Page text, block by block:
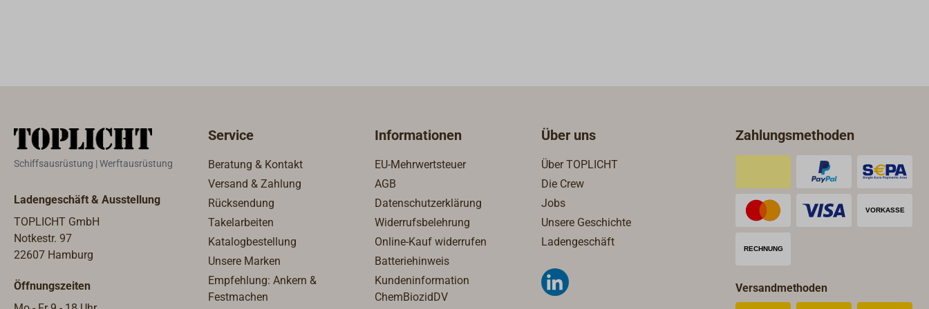
Schutzkleidung / Augenschutz /
Behälter gemäß den örtlichen /
regionalen / nationalen /
internationalen Vorschriften der
Entsorgung zuführen.
zwei Schritten ausgegossen
werden, um Blasenbildung zu
vermeiden.Ergiebigkeit (natürlich
abhängig von Decksstärke und
Nahtbreite): Man rechnet ca. 1,0 kg
auf 10m Decksnaht.Laden Sie sich
gerne unter "Downloads &
Schiffsausrüstung | Werftausrüstung
Ladengeschäft & Ausstellung
TOPLICHT GmbH
Notkestr. 97
22607 Hamburg
Öffnungszeiten
Service
Beratung & Kontakt
Versand & Zahlung
Rücksendung
Takelarbeiten
Katalogbestellung
Unsere Marken
Empfehlung: Ankern &
Festmachen
Informationen
EU-Mehrwertsteuer
AGB
Datenschutzerklärung
Widerrufsbelehrung
Online-Kauf widerrufen
Batteriehinweis
Kundeninformation
ChemBiozidDV
Über uns
Über TOPLICHT
Die Crew
Jobs
Unsere Geschichte
Ladengeschäft
Zahlungsmethoden
Versandmethoden